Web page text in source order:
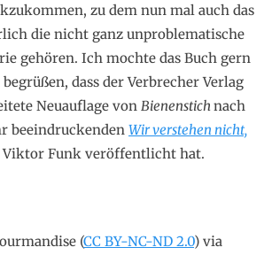
zu dem nun mal auch das
die nicht ganz unproblematische
gehören. Ich mochte das Buch gern
dass der Verbrecher Verlag
Neuauflage von Bienenstichnach
beeindruckenden Wir verstehen nicht,
Viktor Funk veröffentlicht hat.
(CC BY-NC-ND 2.0) via